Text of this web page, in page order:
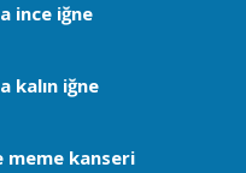
ince iğne
kalın iğne
meme kanseri